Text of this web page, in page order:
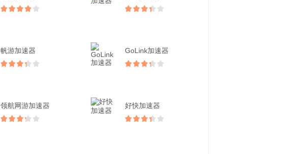
帆游加速器 GoLink加速器
领航网游加速器 好快加速器